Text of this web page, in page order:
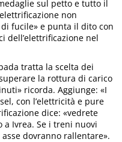
sul petto e tutto il
non
fucile» e punta il dito con
dell’elettrificazione nel
tratta la scelta dei
la rottura di carico
ricorda. Aggiunge: «I
con l’elettricità e pure
dice: «vedrete
Ivrea. Se i treni nuovi
dovranno rallentare».